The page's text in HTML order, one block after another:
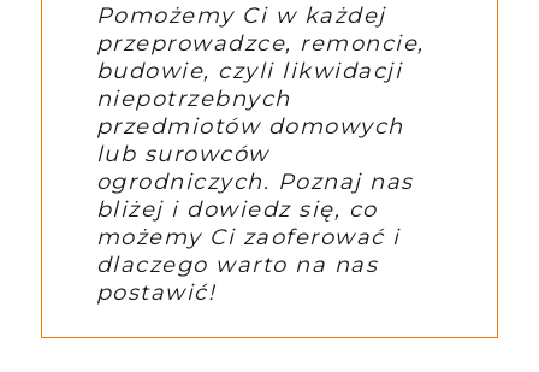
Pomożemy Ci w każdej
przeprowadzce, remoncie,
budowie, czyli likwidacji
niepotrzebnych
przedmiotów domowych
lub surowców
ogrodniczych. Poznaj nas
bliżej i dowiedz się, co
możemy Ci zaoferować i
dlaczego warto na nas
postawić!